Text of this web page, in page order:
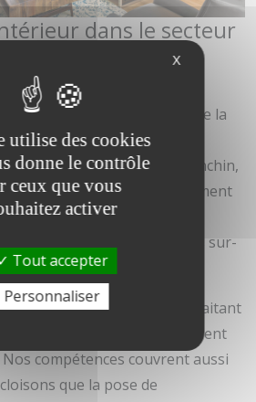
dans le secteur
Lilloise et villes
dans le secteur de la
pour des projets
à Mouvaux, Croix, Ronchin,
expertise s'étend également
comme Bondues et
réalisons des agencements sur-
locales.
les clients souhaitant
à Croix ou un aménagement
compétences couvrent aussi
que la pose de
X
utilise des cookies
donne le contrôle
ceux que vous
activer
Tout accepter
Personnaliser